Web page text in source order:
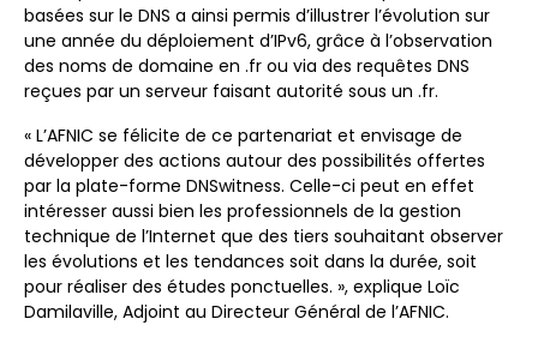
basées sur le DNS a ainsi permis d’illustrer l’évolution sur
une année du déploiement d’IPv6, grâce à l’observation
des noms de domaine en .fr ou via des requêtes DNS
reçues par un serveur faisant autorité sous un .fr.
« L’AFNIC se félicite de ce partenariat et envisage de
développer des actions autour des possibilités offertes
par la plate-forme DNSwitness. Celle-ci peut en effet
intéresser aussi bien les professionnels de la gestion
technique de l’Internet que des tiers souhaitant observer
les évolutions et les tendances soit dans la durée, soit
pour réaliser des études ponctuelles. », explique Loïc
Damilaville, Adjoint au Directeur Général de l’AFNIC.